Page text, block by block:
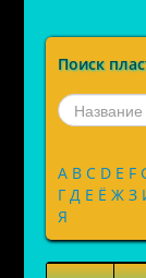
Поиск
A B C D E F
Г Д Е Ё Ж З
Я